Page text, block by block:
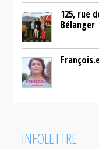
125, rue
Bélanger
INFOLETTRE